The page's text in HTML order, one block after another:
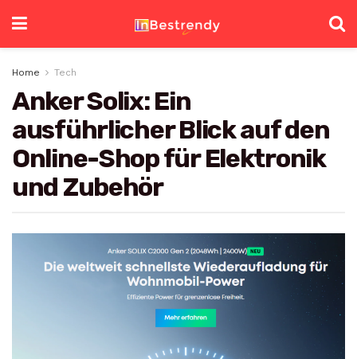
Home Tech
Anker Solix: Ein
ausführlicher Blick auf den
Online-Shop für Elektronik
und Zubehör